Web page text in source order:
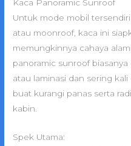
Kaca Panoramic Sunroof
Untuk mode mobil
atau moonroof, kaca ini
memungkinnya cahaya
panoramic sunroof
atau laminasi dan sering
buat kurangi panas serta
kabin.
Spek Utama: